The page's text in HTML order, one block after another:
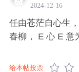
2024-12-16
任由苍茫自心生
春柳， E 心 E 意
给本帖投票